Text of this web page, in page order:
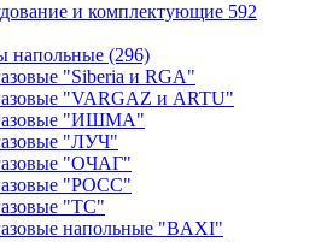
и комплектующие 592
напольные (296)
"Siberia и RGA"
"VARGAZ и ARTU"
"ИШМА"
"ЛУЧ"
"ОЧАГ"
"РОСС"
"ТС"
напольные "BAXI"